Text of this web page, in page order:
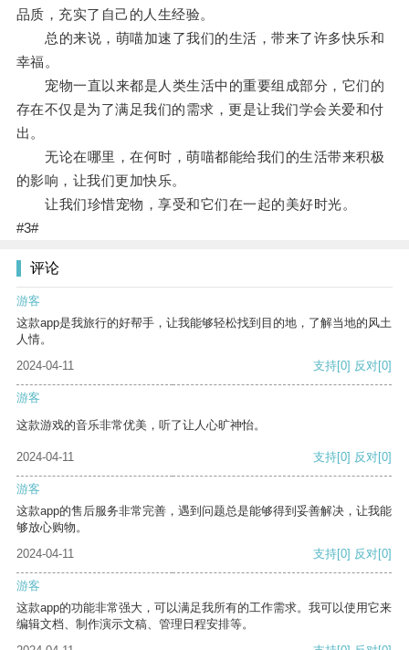
品质，充实了自己的人生经验。
总的来说，萌喵加速了我们的生活，带来了许多快乐和
幸福。
宠物一直以来都是人类生活中的重要组成部分，它们的
存在不仅是为了满足我们的需求，更是让我们学会关爱和付
出。
无论在哪里，在何时，萌喵都能给我们的生活带来积极
的影响，让我们更加快乐。
让我们珍惜宠物，享受和它们在一起的美好时光。
#3#
评论
游客
这款app是我旅行的好帮手，让我能够轻松找到目的地，了解当地的风土
人情。
2024-04-11
支持[0] 反对[0]
游客
这款游戏的音乐非常优美，听了让人心旷神怡。
2024-04-11 支持[0] 反对[0]
游客
这款app的售后服务非常完善，遇到问题总是能够得到妥善解决，让我能
够放心购物。
2024-04-11
支持[0] 反对[0]
游客
这款app的功能非常强大，可以满足我所有的工作需求。我可以使用它来
编辑文档、制作演示文稿、管理日程安排等。